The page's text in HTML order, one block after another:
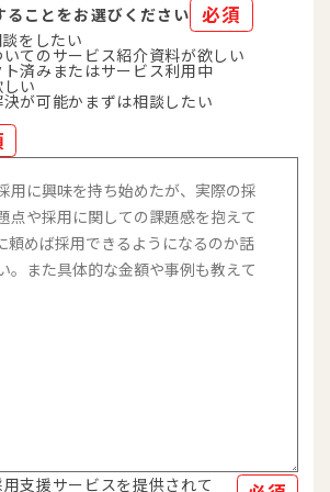
ことをお選びください 必須
をしたい
てのサービス紹介資料が欲しい
済みまたはサービス利用中
い
が可能かまずは相談したい
支援サービスを提供されて